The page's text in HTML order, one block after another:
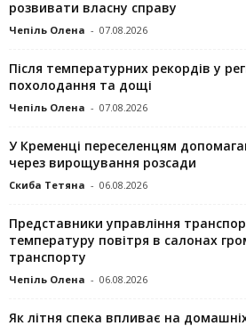
розвивати власну справу
Чепіль Олена - 07.08.2026
Після температурних рекордів у
похолодання та дощі
Чепіль Олена - 07.08.2026
У Кременці переселенцям
через вирощування розсади
Скиба Тетяна - 06.08.2026
Представники управління
температуру повітря в салонах
транспорту
Чепіль Олена - 06.08.2026
Як літня спека впливає на